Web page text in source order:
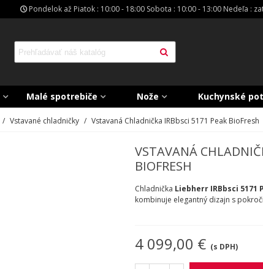
Pondelok až Piatok : 10:00 - 18:00 Sobota : 10:00 - 13:00 Nedeľa :
Malé spotrebiče Nože Kuchynské
/ Vstavané chladničky / Vstavaná Chladnička IRBbsci 5171 Peak BioFresh
VSTAVANÁ
BIOFRESH
Chladnička Liebherr IRBbsci 5171
kombinuje elegantný dizajn s
4 099,00 € (s DPH)